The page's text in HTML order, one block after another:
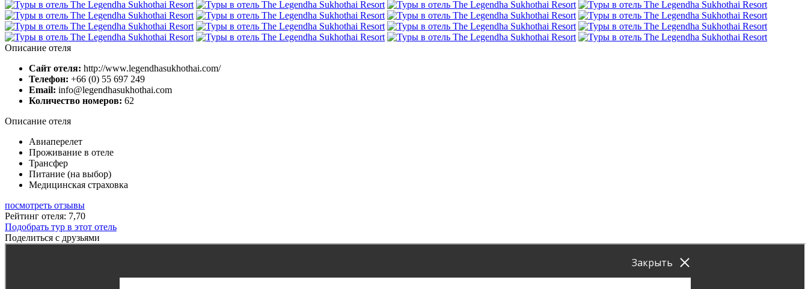
Описание отеля
Сайт отеля: http://www.legendhasukhothai.com/
Телефон: +66 (0) 55 697 249
Email: info@legendhasukhothai.com
Количество номеров: 62
Описание отеля
Авиаперелет
Проживание в отеле
Трансфер
Питание (на выбор)
Медицинская страховка
посмотреть отзывы
Рейтинг отеля: 7,70
Подобрать тур в этот отель
Поделиться с друзьями